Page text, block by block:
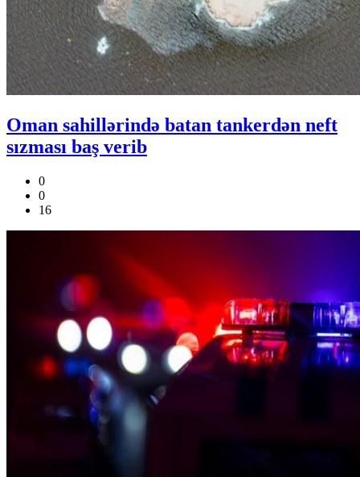
Oman sahillərində batan tankerdən neft
sızması baş verib
0
0
16